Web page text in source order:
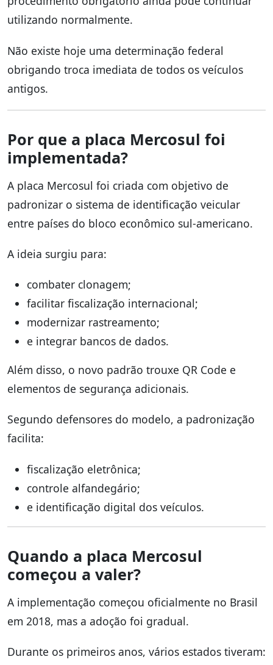
utilizando normalmente.
Não existe hoje uma determinação federal
obrigando troca imediata de todos os veículos
antigos.
Por que a placa Mercosul foi
implementada?
A placa Mercosul foi criada com objetivo de
padronizar o sistema de identificação veicular
entre países do bloco econômico sul-americano.
A ideia surgiu para:
combater clonagem;
facilitar fiscalização internacional;
modernizar rastreamento;
e integrar bancos de dados.
Além disso, o novo padrão trouxe QR Code e
elementos de segurança adicionais.
Segundo defensores do modelo, a padronização
facilita:
fiscalização eletrônica;
controle alfandegário;
e identificação digital dos veículos.
Quando a placa Mercosul
começou a valer?
A implementação começou oficialmente no Brasil
em 2018, mas a adoção foi gradual.
Durante os primeiros anos, vários estados tiveram: